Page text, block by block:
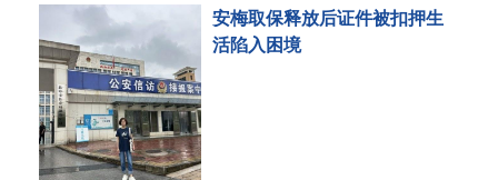
安梅取保释放后证件被扣押生
活陷入困境